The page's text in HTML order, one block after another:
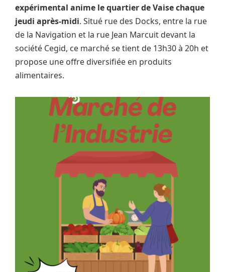
expérimental anime le quartier de Vaise chaque
jeudi après-midi. Situé rue des Docks, entre la rue
de la Navigation et la rue Jean Marcuit devant la
société Cegid, ce marché se tient de 13h30 à 20h et
propose une offre diversifiée en produits
alimentaires.